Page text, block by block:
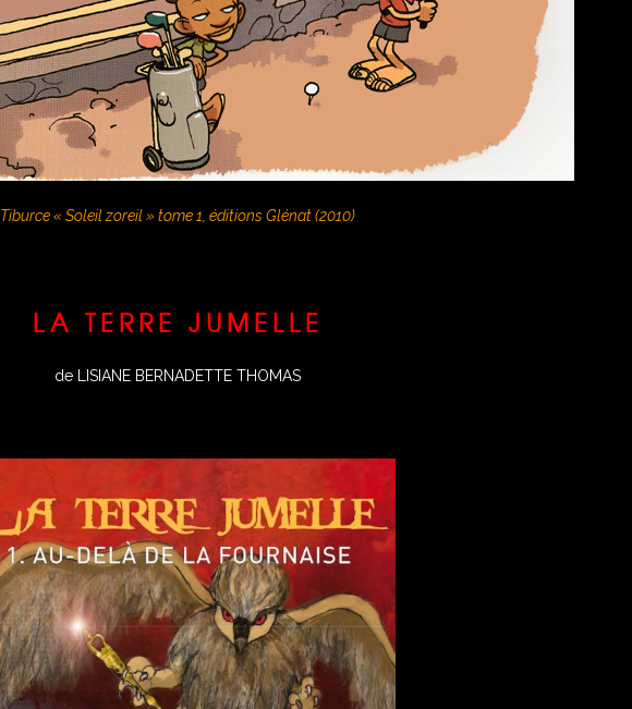
Tiburce « Soleil zoreil » tome 1, éditions Glénat (2010)
LA TERRE JUMELLE
de LISIANE BERNADETTE THOMAS